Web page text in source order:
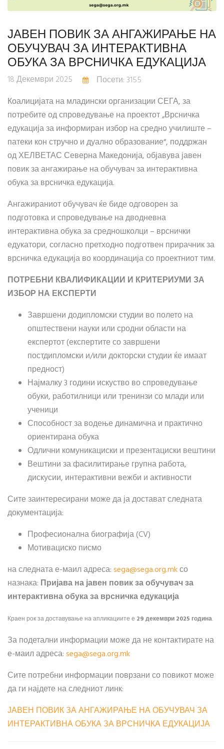
ЈАВЕН ПОВИК ЗА АНГАЖИРАЊЕ НА
ОБУЧУВАЧ ЗА ИНТЕРАКТИВНА
ОБУКА ЗА ВРСНИЧКА ЕДУКАЦИЈА
18 Декември 2025
Посети: 3155
Коалицијата на младински организации СЕГА, за
потребите од спроведување на проектот „Врсничка
едукација за информиран избор на средно училиште –
патеки кон стручно и дуално образование“, поддржан
од ХЕЛВЕТАС Северна Македонија, објавува јавен
повик за ангажирање на обучувач за интерактивна
обука за врсничка едукација.
Ангажираниот обучувач ќе биде одговорен за
подготовка и спроведување на дводневна
интерактивна обука за средношколци – врснички
едукатори, согласно претходно подготвен прирачник за
врсничка едукација во координација со проектниот тим.
ПОТРЕБНИ КВАЛИФИКАЦИИ И КРИТЕРИУМИ ЗА
ИЗБОР НА ЕКСПЕРТИ
Завршени додипломски студии во полето на
општествени науки или сродни области на
експертот (експертите со завршени
постдипломски и/или докторски студии ќе имаат
предност)
Најмалку 3 години искуство во спроведување
обуки, работилници или тренинзи со млади или
ученици
Способност за водење динамична и практично
ориентирана обука
Одлични комуникациски и презентациски вештини
Вештини за фасилитирање групна работа,
дискусии, интерактивни вежби и активности
Сите заинтересирани може да ја достават следната
документација:
Професионална биографија (CV)
Мотивациско писмо
на следната е-маил адреса:sega​@​sega.org.mkсо
назнака: Пријава на јавен повик за обучувач за
интерактивна обука за врсничка едукација
Краен рок за доставување на апликациите е 29 декември 2025 година.
За подетални информации може да не контактирате на
е-маил адреса:sega​@​sega.org.mk
Сите потребни информации поврзани со повикот може
да ги најдете на следниот линк:
ЈАВЕН ПОВИК ЗА АНГАЖИРАЊЕ НА ОБУЧУВАЧ ЗА
ИНТЕРАКТИВНА ОБУКА ЗА ВРСНИЧКА ЕДУКАЦИЈА